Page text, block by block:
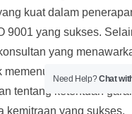
kuat dalam
9001 yang sukses.
yang
memenuhi kebutuhan
tentang ketentuan
kemitraan yang sukses.
Need Help?Chat